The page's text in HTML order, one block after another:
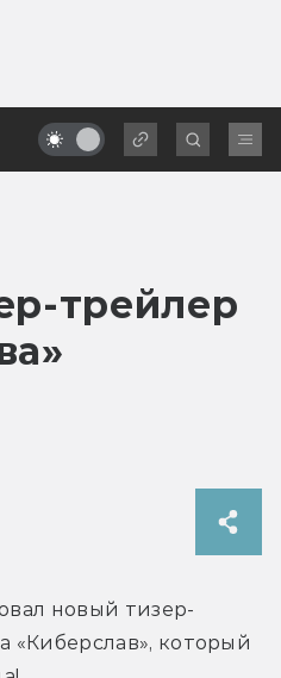
трейлер
новый тизер-
«Киберслав», который